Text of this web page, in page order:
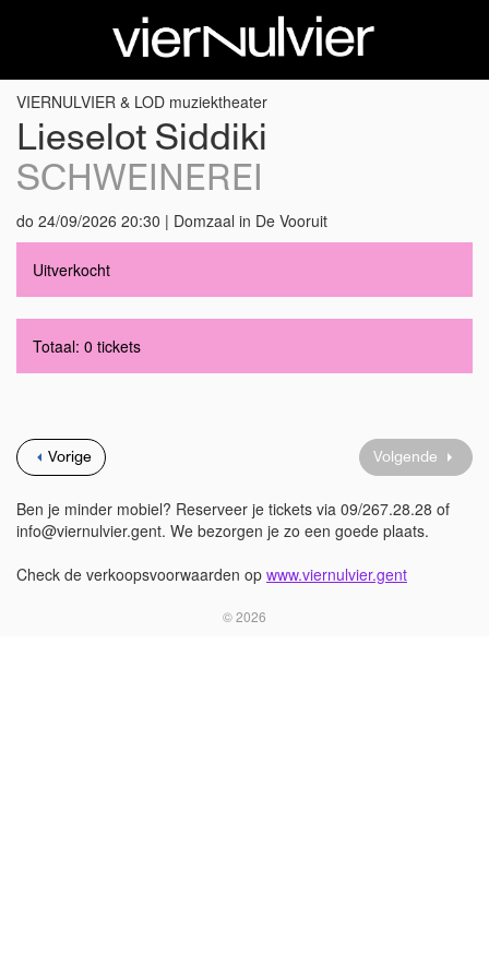
VIERNULVIER & LOD muziektheater
Lieselot Siddiki
SCHWEINEREI
do 24/09/2026 20:30 | Domzaal in De Vooruit
Uitverkocht
Totaal: 0 tickets
Vorige Volgende
Ben je minder mobiel? Reserveer je tickets via 09/267.28.28 of
info@viernulvier.gent. We bezorgen je zo een goede plaats.
Check de verkoopsvoorwaarden op www.viernulvier.gent
© 2026